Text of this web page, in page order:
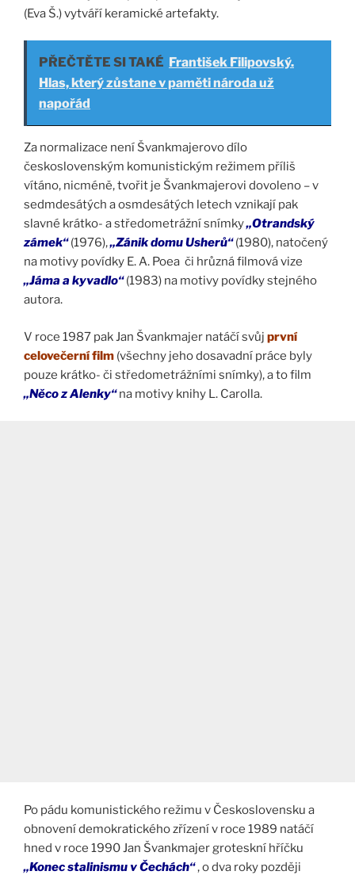
(Eva Š.) vytváří keramické artefakty.
PŘEČTĚTE SI TAKÉ František Filipovský.
Hlas, který zůstane v paměti národa už
napořád
Za normalizace není Švankmajerovo dílo
československým komunistickým režimem příliš
vítáno, nicméně, tvořit je Švankmajerovi dovoleno – v
sedmdesátých a osmdesátých letech vznikají pak
slavné krátko- a středometrážní snímky„Otrandský
zámek“(1976),„Zánik domu Usherů“(1980), natočený
na motivy povídky E. A. Poea či hrůzná filmová vize
„Jáma a kyvadlo“ (1983) na motivy povídky stejného
autora.
V roce 1987 pak Jan Švankmajer natáčí svůj první
celovečerní film (všechny jeho dosavadní práce byly
pouze krátko- či středometrážními snímky), a to film
„Něco z Alenky“na motivy knihy L. Carolla.
Po pádu komunistického režimu v Československu a
obnovení demokratického zřízení v roce 1989 natáčí
hned v roce 1990 Jan Švankmajer groteskní hříčku
„Konec stalinismu v Čechách“, o dva roky později